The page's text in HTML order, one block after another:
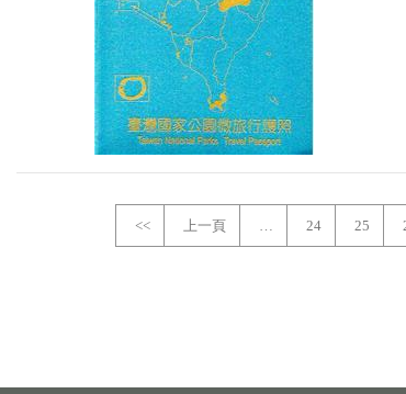
<< 上一頁 … 24 25